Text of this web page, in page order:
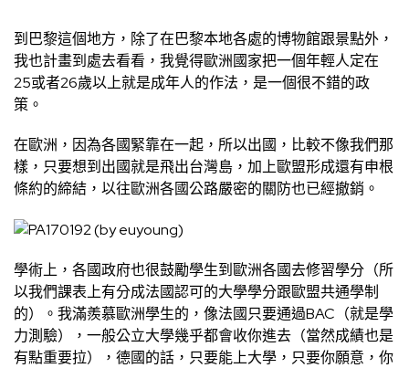
到巴黎這個地方，除了在巴黎本地各處的博物館跟景點外，
我也計畫到處去看看，我覺得歐洲國家把一個年輕人定在
25或者26歲以上就是成年人的作法，是一個很不錯的政
策。
在歐洲，因為各國緊靠在一起，所以出國，比較不像我們那
樣，只要想到出國就是飛出台灣島，加上歐盟形成還有申根
條約的締結，以往歐洲各國公路嚴密的關防也已經撤銷。
學術上，各國政府也很鼓勵學生到歐洲各國去修習學分（所
以我們課表上有分成法國認可的大學學分跟歐盟共通學制
的）。我滿羨慕歐洲學生的，像法國只要通過BAC（就是學
力測驗），一般公立大學幾乎都會收你進去（當然成績也是
有點重要拉），德國的話，只要能上大學，只要你願意，你